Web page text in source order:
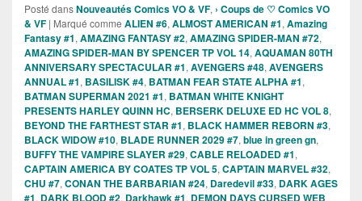
Posté dansNouveautés Comics VO & VF, › Coups de ♡ Comics VO
& VF | Marqué comme ALIEN #6, ALMOST AMERICAN #1, Amazing
Fantasy #1, AMAZING FANTASY #2, AMAZING SPIDER-MAN #72,
AMAZING SPIDER-MAN BY SPENCER TP VOL 14, AQUAMAN 80TH
ANNIVERSARY SPECTACULAR #1, AVENGERS #48, AVENGERS
ANNUAL #1, BASILISK #4, BATMAN FEAR STATE ALPHA #1,
BATMAN SUPERMAN 2021 #1, BATMAN WHITE KNIGHT
PRESENTS HARLEY QUINN HC, BERSERK DELUXE ED HC VOL 8,
BEYOND THE FARTHEST STAR #1, BLACK HAMMER REBORN #3,
BLACK WIDOW #10, BLADE RUNNER 2029 #7, blue in green gn,
BUFFY THE VAMPIRE SLAYER #29, CABLE RELOADED #1,
CAPTAIN AMERICA BY COATES TP VOL 5, CAPTAIN MARVEL #32,
CHU #7, CONAN THE BARBARIAN #24, Daredevil #33, DARK AGES
#1, DARK BLOOD #2, Darkhawk #1, DEMON DAYS CURSED WEB